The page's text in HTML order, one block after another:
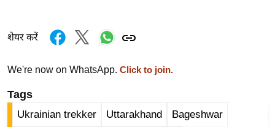
ज
त
ऑ
व
शेयर करें
We're now on WhatsApp. Click to join.
Tags
Ukrainian trekker Uttarakhand Bageshwar